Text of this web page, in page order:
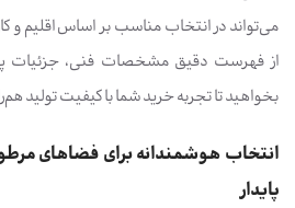
می‌تواند در انتخاب مناسب بر اساس اقلیم و
از فهرست دقیق مشخصات فنی،
بخواهید تا تجربه خرید شما با کیفیت تولید
انتخاب هوشمندانه برای فضاهای
پایدار